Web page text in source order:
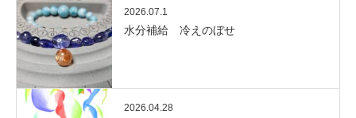
2026.07.1
水分補給 冷えのぼせ
2026.04.28